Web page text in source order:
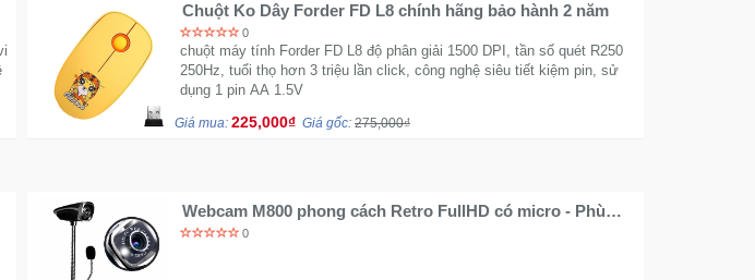
Chuột Ko Dây Forder FD L8 chính hãng bảo hành 2 năm
0
chuột máy tính Forder FD L8 độ phân giải 1500 DPI, tần số quét R250
250Hz, tuổi thọ hơn 3 triệu lần click, công nghệ siêu tiết kiệm pin, sử
dụng 1 pin AA 1.5V
Giá mua: 225,000₫ Giá gốc: 275,000₫
Webcam M800 phong cách Retro FullHD có micro - Phù
hợp Livestream
0